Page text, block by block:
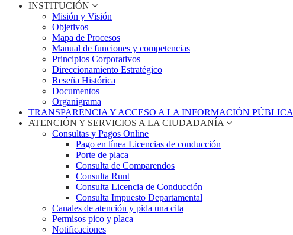
INSTITUCIÓN
Misión y Visión
Objetivos
Mapa de Procesos
Manual de funciones y competencias
Principios Corporativos
Direccionamiento Estratégico
Reseña Histórica
Documentos
Organigrama
TRANSPARENCIA Y ACCESO A LA INFORMACIÓN PÚBLICA
ATENCIÓN Y SERVICIOS A LA CIUDADANÍA
Consultas y Pagos Online
Pago en línea Licencias de conducción
Porte de placa
Consulta de Comparendos
Consulta Runt
Consulta Licencia de Conducción
Consulta Impuesto Departamental
Canales de atención y pida una cita
Permisos pico y placa
Notificaciones